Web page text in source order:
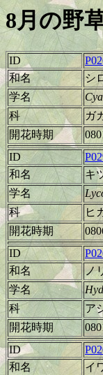
8月の野
ID
和名
シ
学名
科
ガ
開花時期
ID
和名
キ
学名
科
ヒ
開花時期
ID
和名
ノ
学名
科
ア
開花時期
ID
和名
イ